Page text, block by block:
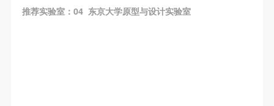
推荐实验室：04 东京大学原型与设计实验室